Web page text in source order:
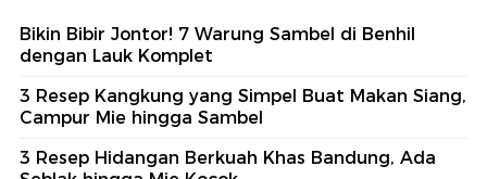
Bikin Bibir Jontor! 7 Warung Sambel di Benhil
dengan Lauk Komplet
3 Resep Kangkung yang Simpel Buat Makan Siang,
Campur Mie hingga Sambel
3 Resep Hidangan Berkuah Khas Bandung, Ada